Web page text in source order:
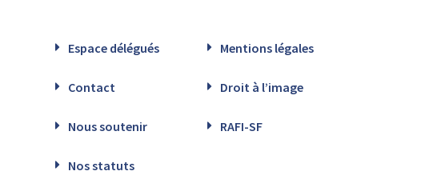
Espace délégués Mentions légales
Contact Droit à l’image
Nous soutenir RAFI-SF
Nos statuts